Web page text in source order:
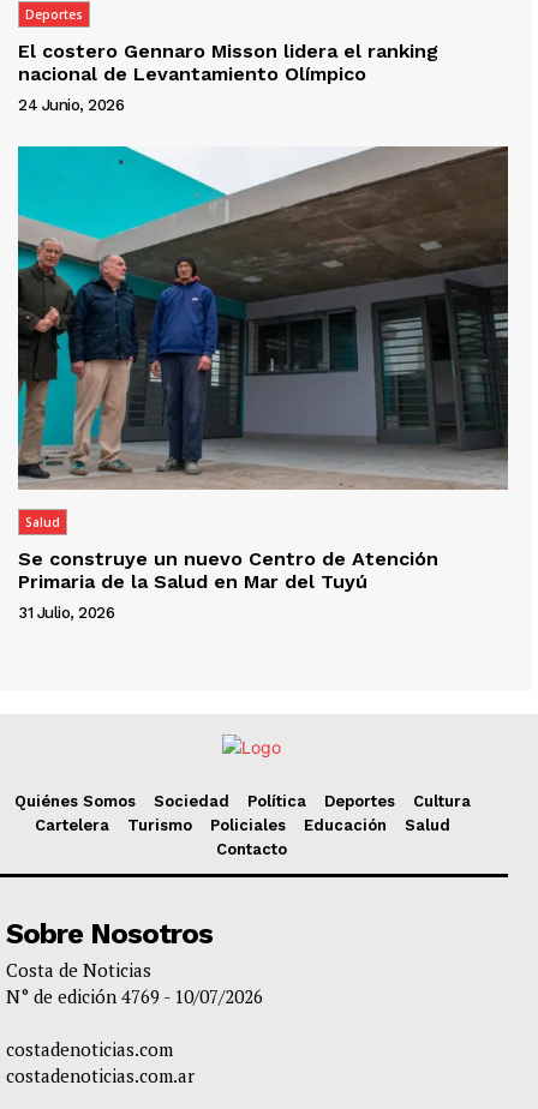
Deportes
El costero Gennaro Misson lidera el ranking
nacional de Levantamiento Olímpico
24 Junio, 2026
Salud
Se construye un nuevo Centro de Atención
Primaria de la Salud en Mar del Tuyú
31 Julio, 2026
Quiénes Somos Sociedad Política Deportes
Cultura
Cartelera
Turismo Policiales Educación
Salud
Contacto
Sobre Nosotros
Costa de Noticias
N° de edición 4769 - 10/07/2026
costadenoticias.com
costadenoticias.com.ar